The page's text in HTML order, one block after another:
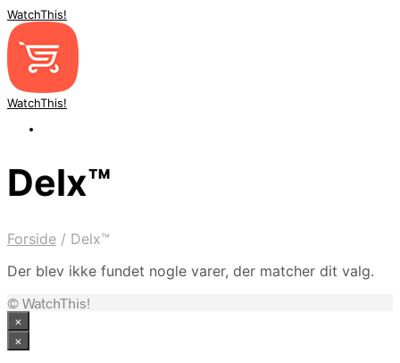
WatchThis!
WatchThis!
Delx™
Forside / Delx™
Der blev ikke fundet nogle varer, der matcher dit valg.
© WatchThis!
×
×